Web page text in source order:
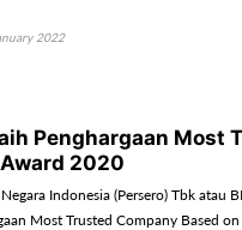
2022
Penghargaan Most
Award 2020
Indonesia (Persero) Tbk atau
Most Trusted Company Based